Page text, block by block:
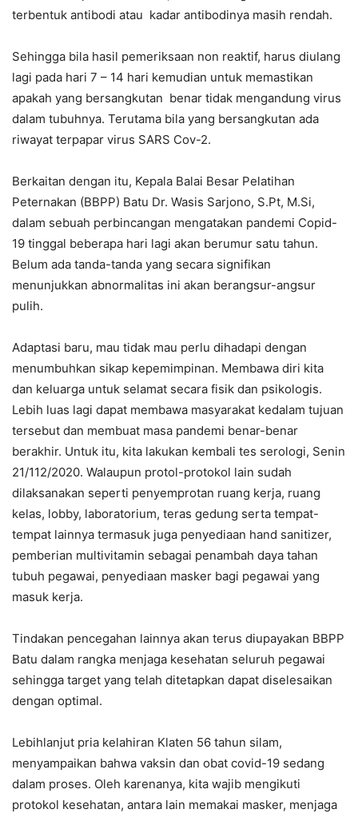
terbentuk antibodi atau kadar antibodinya masih rendah.
Sehingga bila hasil pemeriksaan non reaktif, harus diulang
lagi pada hari 7 – 14 hari kemudian untuk memastikan
apakah yang bersangkutan benar tidak mengandung virus
dalam tubuhnya. Terutama bila yang bersangkutan ada
riwayat terpapar virus SARS Cov-2.
Berkaitan dengan itu, Kepala Balai Besar Pelatihan
Peternakan (BBPP) Batu Dr. Wasis Sarjono, S.Pt, M.Si,
dalam sebuah perbincangan mengatakan pandemi Copid-
19 tinggal beberapa hari lagi akan berumur satu tahun.
Belum ada tanda-tanda yang secara signifikan
menunjukkan abnormalitas ini akan berangsur-angsur
pulih.
Adaptasi baru, mau tidak mau perlu dihadapi dengan
menumbuhkan sikap kepemimpinan. Membawa diri kita
dan keluarga untuk selamat secara fisik dan psikologis.
Lebih luas lagi dapat membawa masyarakat kedalam tujuan
tersebut dan membuat masa pandemi benar-benar
berakhir. Untuk itu, kita lakukan kembali tes serologi, Senin
21/112/2020. Walaupun protol-protokol lain sudah
dilaksanakan seperti penyemprotan ruang kerja, ruang
kelas, lobby, laboratorium, teras gedung serta tempat-
tempat lainnya termasuk juga penyediaan hand sanitizer,
pemberian multivitamin sebagai penambah daya tahan
tubuh pegawai, penyediaan masker bagi pegawai yang
masuk kerja.
Tindakan pencegahan lainnya akan terus diupayakan BBPP
Batu dalam rangka menjaga kesehatan seluruh pegawai
sehingga target yang telah ditetapkan dapat diselesaikan
dengan optimal.
Lebihlanjut pria kelahiran Klaten 56 tahun silam,
menyampaikan bahwa vaksin dan obat covid-19 sedang
dalam proses. Oleh karenanya, kita wajib mengikuti
protokol kesehatan, antara lain memakai masker, menjaga